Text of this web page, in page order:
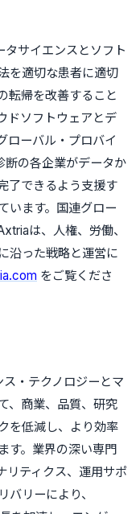
サイエンスとソフト
を適切な患者に適切
転帰を改善すること
ドソフトウェアとデ
ローバル・プロバイ
断の各企業がデータか
了できるよう支援す
います。国連グロー
は、人権、労働、
沿った戦略と運営に
をご覧くださ
・テクノロジーとマ
、商業、品質、研究
を低減し、より効率
す。業界の深い専門
ティクス、運用サポ
リーにより、